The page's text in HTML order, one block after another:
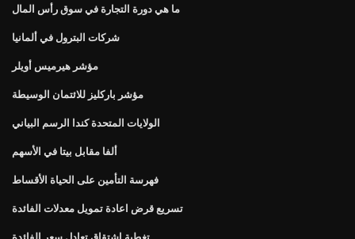
ما هي دورة التجارة في سوق رأس المال
شركات البترول في ألمانيا
مؤشر هيرميس أويلر
مؤشر باركليز للائتمان الوسيطة
الولايات المتحدة كندا الرسم البياني
ألفا مقابل بيتا في الأسهم
فهرسة التأمين على الحياة الأقساط
تسريع قرض اعادة تمويل معدلات الفائدة